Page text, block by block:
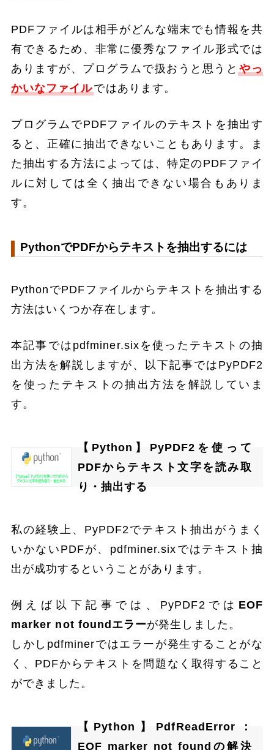
PDFファイルは相手がどんな端末でも情報を共
有できるため、非常に優秀なファイル形式では
ありますが、プログラムで扱おうと思うと やっ
かいなファイルではあります。
プログラムでPDFファイルのテキストを抽出す
ると、正確に抽出できないこともあります。ま
た抽出する方法によっては、特定のPDFファイ
ルに対しては全く抽出できない場合もありま
す。
PythonでPDFからテキストを抽出するには
PythonでPDFファイルからテキストを抽出する
方法はいくつか存在します。
本記事ではpdfminer.sixを使ったテキストの抽
出方法を解説しますが、以下記事ではPyPDF2
を使ったテキストの抽出方法を解説していま
す。
【Python】PyPDF2を使って
PDFからテキスト文字を読み取
り・抽出する
私の経験上、PyPDF2でテキスト抽出がうまく
いかないPDFが、pdfminer.sixではテキスト抽
出が成功するということがあります。
例えば以下記事では、PyPDF2では EOF
marker not foundエラーが発生しました。
しかしpdfminerではエラーが発生することがな
く、PDFからテキストを問題なく取得すること
ができました。
【Python】PdfReadError：
EOF marker not foundの解決